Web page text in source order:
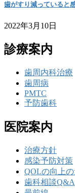
歯がすり減っていると
2022年3月10日
診療案内
歯周内科治療
歯周病
PMTC
予防歯科
医院案内
治療方針
感染予防対策
QOLの向上
歯科相談Q&A